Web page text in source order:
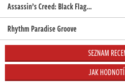
Assassin’s Creed: Black Flag…
Rhythm Paradise Groove
SEZNAM
JAK